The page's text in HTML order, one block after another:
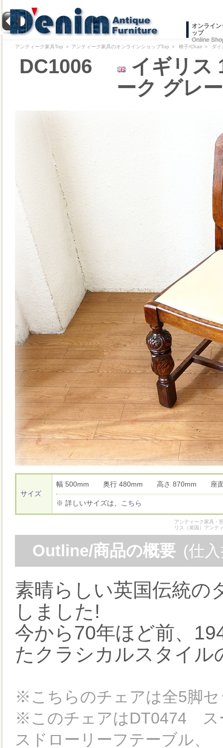
オンライ
ップ
Online
アンティーク家具Top ＞ アンティーク家具のオンラインショップTop ＞ 椅子/Chair ＞ ダイ
DC1006
イギリス
ーク グレ
サイズ
幅 500mm 奥行 480mm 高さ 870mm 座
※ 詳しいサイズは、 こちら
アンティーク家具・
リス（英国）アンテ
Outline/商品の概要 (仕
素晴らしい英国伝統の
しました!
今から70年ほど前、
たクラシカルスタイル
※こちらのチェアは全5脚
※このチェアはDT0474 ス
スドローリーフテーブル、